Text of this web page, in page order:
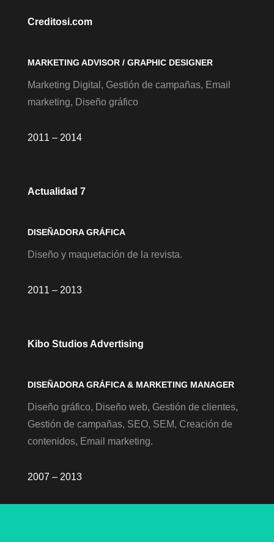
Creditosi.com
MARKETING ADVISOR / GRAPHIC DESIGNER
Marketing Digital, Gestión de campañas, Email
marketing, Diseño gráfico
2011 – 2014
Actualidad 7
DISEÑADORA GRÁFICA
Diseño y maquetación de la revista.
2011 – 2013
Kibo Studios Advertising
DISEÑADORA GRÁFICA & MARKETING MANAGER
Diseño gráfico, Diseño web, Gestión de clientes,
Gestión de campañas, SEO, SEM, Creación de
contenidos, Email marketing.
2007 – 2013